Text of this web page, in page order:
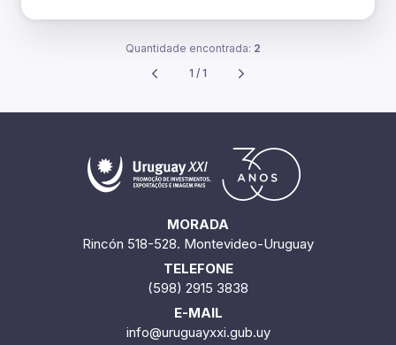
Quantidade encontrada: 2
1 / 1
MORADA
Rincón 518-528. Montevideo-Uruguay
TELEFONE
(598) 2915 3838
E-MAIL
info@uruguayxxi.gub.uy